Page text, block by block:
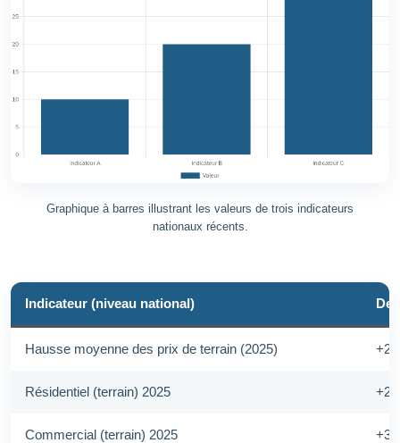
Graphique à barres illustrant les valeurs de trois indicateurs
nationaux récents.
Indicateur (niveau national)
Hausse moyenne des prix de terrain (2025)
Résidentiel (terrain) 2025
Commercial (terrain) 2025